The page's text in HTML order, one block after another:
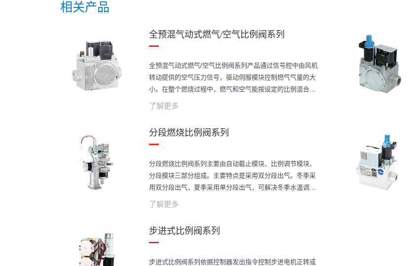
相关产品
全预混气动式燃气/空气比例阀系列
全预混气动式燃气/空气比例阀系列产品通过信号腔中由风机
转动提供的空气压力信号，驱动伺服模块控制燃气气量的大
小。在整个燃烧过程中，燃气和空气能按设定的比例混合，
保证燃烧效果，减少废气的排放，提高热效率。该系列产品
了解更多
分段燃烧比例阀系列
分段燃烧比例阀系列主要由自动截止模块、比例调节模块、
分段模块三部分组成。主要特点是采用双分段出气。冬季采
用双分段出气，夏季采用单分段出气，可解决冬季水温调不
高，夏季水温调不低的问题，便于对水温的调节控制。产品
了解更多
步进式比例阀系列
步进式比例阀系列依据控制器发出指令控制步进电机正转或